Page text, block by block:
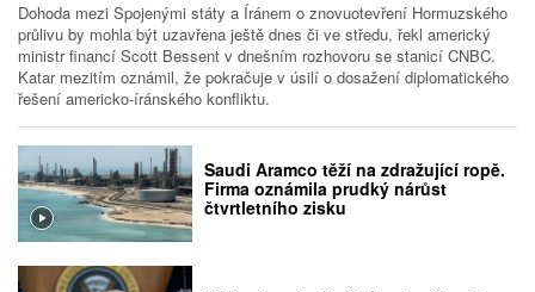
Dohoda mezi Spojenými státy a Íránem o znovuotevření Hormuzského
průlivu by mohla být uzavřena ještě dnes či ve středu, řekl americký
ministr financí Scott Bessent v dnešním rozhovoru se stanicí CNBC.
Katar mezitím oznámil, že pokračuje v úsilí o dosažení diplomatického
řešení americko-íránského konfliktu.
Saudi Aramco těží na zdražující ropě.
Firma oznámila prudký nárůst
čtvrtletního zisku